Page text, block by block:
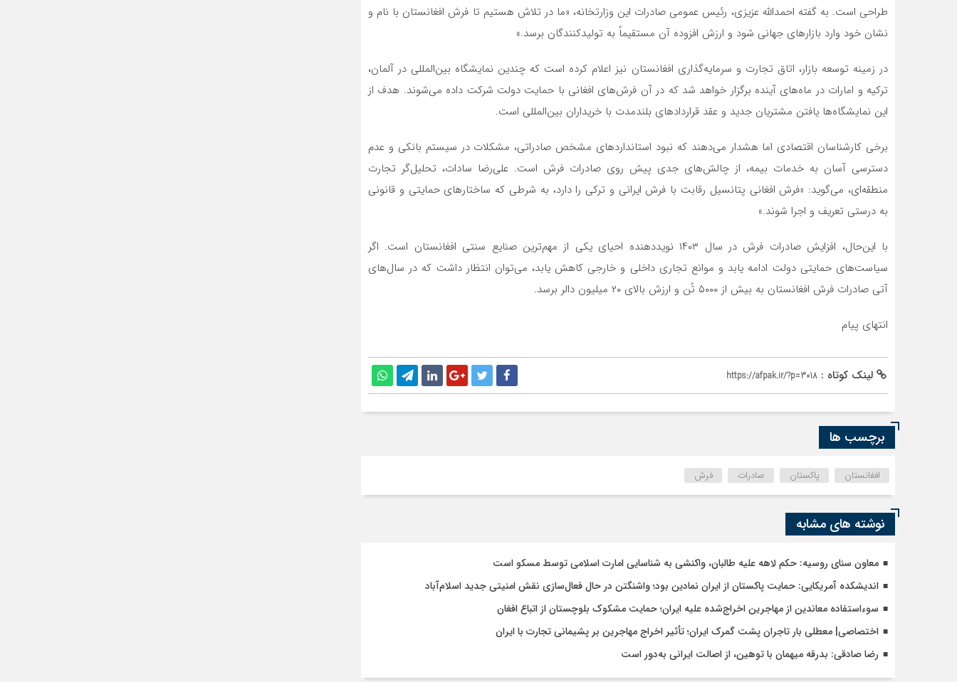
طراحی است. به گفته احمدالله عزیزی، رئیس عمومی صادرات این وزارتخانه، «ما در تلاش هستیم تا فرش افغانستان با نام و
نشان خود وارد بازارهای جهانی شود و ارزش افزوده آن مستقیماً به تولیدکنندگان برسد.»
در زمینه توسعه بازار، اتاق تجارت و سرمایه‌گذاری افغانستان نیز اعلام کرده است که چندین نمایشگاه بین‌المللی در آلمان،
ترکیه و امارات در ماه‌های آینده برگزار خواهد شد که در آن فرش‌های افغانی با حمایت دولت شرکت داده می‌شوند. هدف از
این نمایشگاه‌ها یافتن مشتریان جدید و عقد قراردادهای بلندمدت با خریداران بین‌المللی است.
برخی کارشناسان اقتصادی اما هشدار می‌دهند که نبود استانداردهای مشخص صادراتی، مشکلات در سیستم بانکی و عدم
دسترسی آسان به خدمات بیمه، از چالش‌های جدی پیش روی صادرات فرش است. علی‌رضا سادات، تحلیل‌گر تجارت
منطقه‌ای، می‌گوید: «فرش افغانی پتانسیل رقابت با فرش ایرانی و ترکی را دارد، به شرطی که ساختارهای حمایتی و قانونی
به درستی تعریف و اجرا شوند.»
با این‌حال، افزایش صادرات فرش در سال ۱۴۰۳ نویددهنده احیای یکی از مهم‌ترین صنایع سنتی افغانستان است. اگر
سیاست‌های حمایتی دولت ادامه یابد و موانع تجاری داخلی و خارجی کاهش یابد، می‌توان انتظار داشت که در سال‌های
آتی صادرات فرش افغانستان به بیش از ۵۰۰۰ تُن و ارزش بالای ۲۰ میلیون دالر برسد.
انتهای پیام
لینک کوتاه : https://afpak.ir/?p=3018
برچسب ها
افغانستان پاکستان صادرات فرش
نوشته های مشابه
معاون سنای روسیه: حکم لاهه علیه طالبان، واکنشی به شناسایی امارت اسلامی توسط مسکو است
اندیشکده آمریکایی: حمایت پاکستان از ایران نمادین بود؛ واشنگتن در حال فعال‌سازی نقش امنیتی جدید اسلام‌آباد
سوءاستفاده معاندین از مهاجرین اخراج‌شده علیه ایران؛ حمایت مشکوک بلوچستان از اتباع افغان
اختصاصی| معطلی بار تاجران پشت گمرک ایران؛ تأثیر اخراج مهاجرین بر پشیمانی تجارت با ایران
رضا صادقی: بدرقه میهمان با توهین، از اصالت ایرانی به‌دور است